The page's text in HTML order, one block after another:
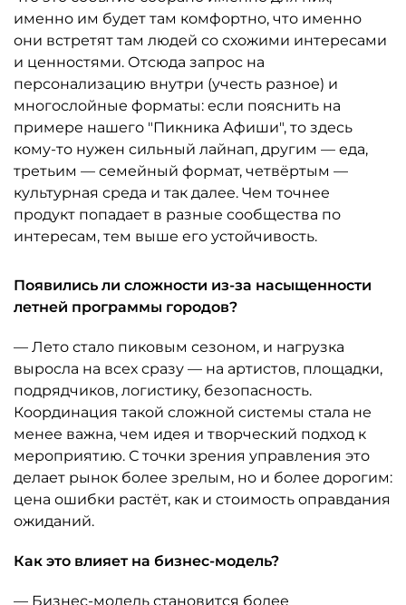
именно им будет там комфортно, что именно
они встретят там людей со схожими интересами
и ценностями. Отсюда запрос на
персонализацию внутри (учесть разное) и
многослойные форматы: если пояснить на
примере нашего "Пикника Афиши", то здесь
кому-то нужен сильный лайнап, другим — еда,
третьим — семейный формат, четвёртым —
культурная среда и так далее. Чем точнее
продукт попадает в разные сообщества по
интересам, тем выше его устойчивость.
Появились ли сложности из-за насыщенности
летней программы городов?
— Лето стало пиковым сезоном, и нагрузка
выросла на всех сразу — на артистов, площадки,
подрядчиков, логистику, безопасность.
Координация такой сложной системы стала не
менее важна, чем идея и творческий подход к
мероприятию. С точки зрения управления это
делает рынок более зрелым, но и более дорогим:
цена ошибки растёт, как и стоимость оправдания
ожиданий.
Как это влияет на бизнес-модель?
— Бизнес-модель становится более